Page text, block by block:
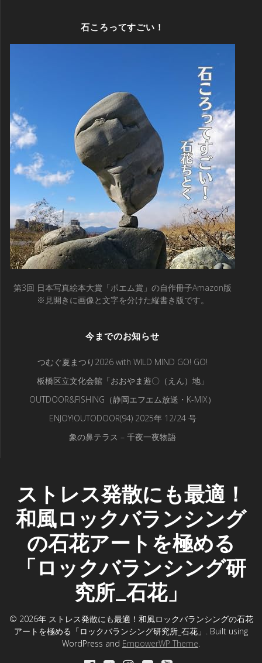
石ころってすごい！
第3回 日本写真絵本大賞「ポエム賞」の自作冊子Amazon版
※見開きに画像と文字を分けた縦書き版です。
今までのお知らせ
つむぐ夏まつり2026 with WILD MIND GO! GO!
板橋区立文化会館「おおやま遊〇（えん）地」
OUTDOOR&FISHING（静岡エフエム放送・K-MIX）
ENJOY!OUTODOOR(94) 2025年 12/24 号
象の鼻テラス – 千夜一夜物語
ストレス発散にも最適！
和風ロックバランシング
の石花アートを極める
「ロックバランシング研
究所_石花」
© 2026年 ストレス発散にも最適！和風ロックバランシングの石花
アートを極める「ロックバランシング研究所_石花」. Built using
WordPress and EmpowerWP Theme.